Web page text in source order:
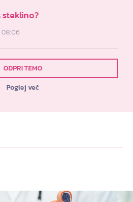
steklino?
ODPRI TEMO
Poglej več